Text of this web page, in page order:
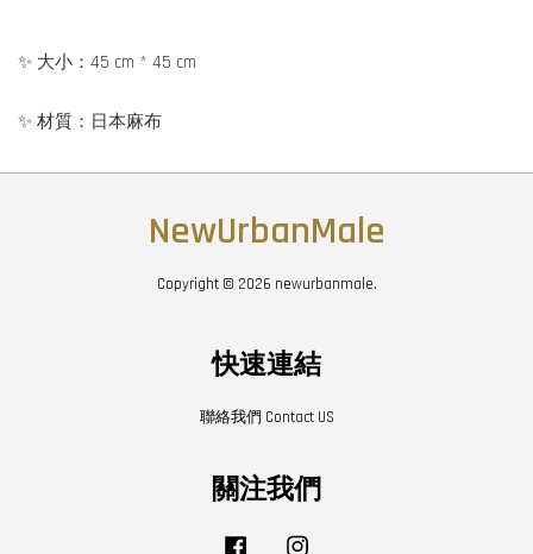
✨ 大小：45 cm * 45 cm
✨ 材質：日本麻布
NewUrbanMale
Copyright © 2026 newurbanmale.
快速連結
聯絡我們 Contact US
關注我們
Facebook